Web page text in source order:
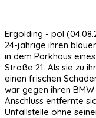
Ergolding - pol
24-jährige ihren
in dem Parkhaus
Straße 21. Als sie zu
einen frischen
war gegen ihren
Anschluss entfernte
Unfallstelle ohne